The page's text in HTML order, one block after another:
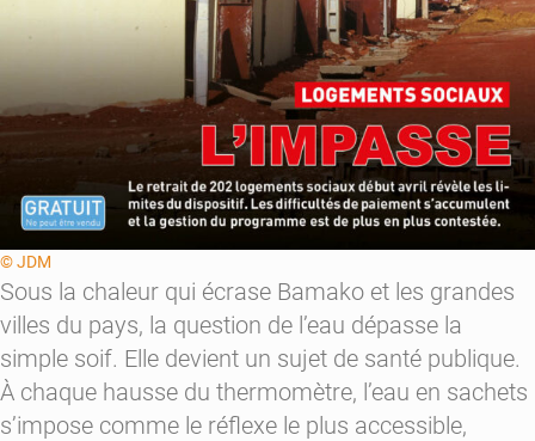
© JDM
Sous la chaleur qui écrase Bamako et les grandes
villes du pays, la question de l’eau dépasse la
simple soif. Elle devient un sujet de santé publique.
À chaque hausse du thermomètre, l’eau en sachets
s’impose comme le réflexe le plus accessible,